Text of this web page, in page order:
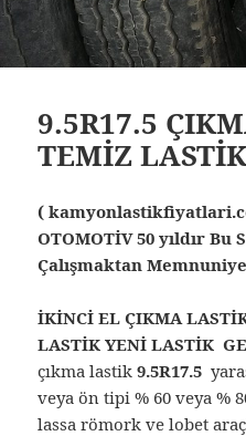
9.5R17.5
TEMİZ
(
OTOMOTİV 50 yıldır
Çalışmaktan
İKİNCİ EL ÇIKMA
LASTİK YENİ LASTİK
çıkma lastik 9.5R17.5
veya ön tipi % 60 veya %
lassa römork ve lobet